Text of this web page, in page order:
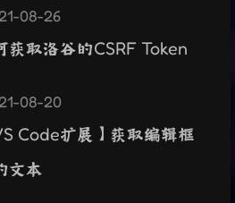
08-26
获取洛谷的CSRF Token
08-20
Code扩展】获取编辑框
文本